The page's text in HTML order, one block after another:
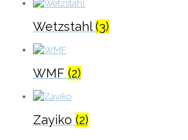
Wetzstahl(3)
WMF (2)
Zayiko (2)